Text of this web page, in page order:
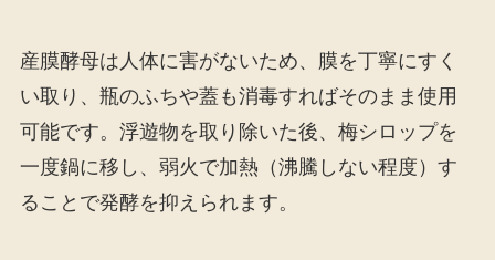
産膜酵母は人体に害がないため、膜を丁寧にすく
い取り、瓶のふちや蓋も消毒すればそのまま使用
可能です。浮遊物を取り除いた後、梅シロップを
一度鍋に移し、弱火で加熱（沸騰しない程度）す
ることで発酵を抑えられます。